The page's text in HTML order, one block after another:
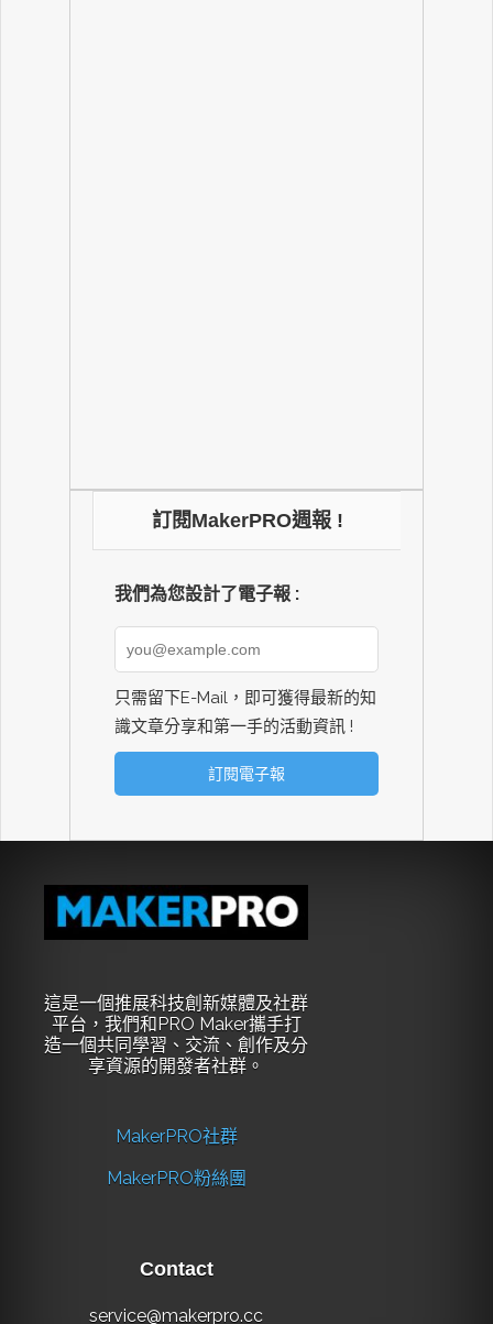
訂閱MakerPRO週報 !
我們為您設計了電子報 :
只需留下E-Mail，即可獲得最新的知
識文章分享和第一手的活動資訊 !
這是一個推展科技創新媒體及社群
平台，我們和PRO Maker攜手打
造一個共同學習、交流、創作及分
享資源的開發者社群。
MakerPRO社群
MakerPRO粉絲團
Contact
service@makerpro.cc